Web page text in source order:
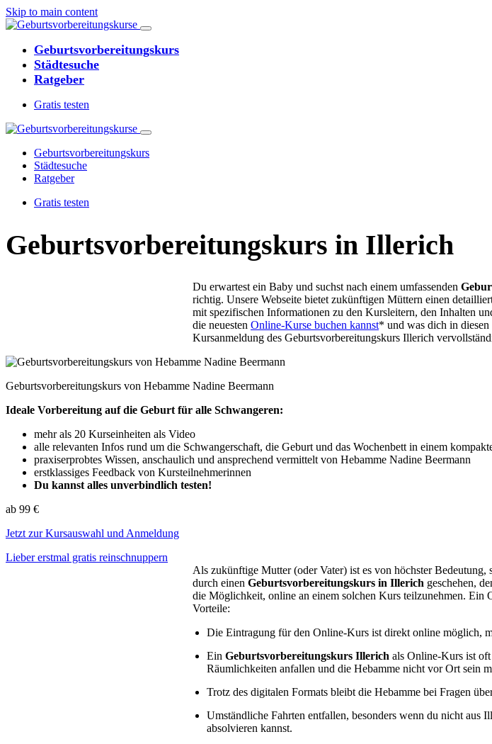
Skip to main content
Geburtsvorbereitungskurs
Städtesuche
Ratgeber
Gratis testen
Geburtsvorbereitungskurs
Städtesuche
Ratgeber
Gratis testen
Geburtsvorbereitungs­kurs in Illerich
Du erwartest ein Baby und suchst nach einem umfassenden
richtig. Unsere Webseite bietet zukünftigen Müttern einen
mit spezifischen Informationen zu den Kursleitern, den Inhalten
die neuesten Online-Kurse buchen kannst* und was dich in
Kursanmeldung des Geburtsvorbereitungskurs Illerich
Geburtsvorbereitungskurs von Hebamme Nadine Beermann
Ideale Vorbereitung auf die Geburt für alle Schwangeren:
mehr als 20 Kurseinheiten als Video
alle relevanten Infos rund um die Schwangerschaft, die Geburt und das Wochenbett in einem
praxiserprobtes Wissen, anschaulich und ansprechend vermittelt von Hebamme Nadine Beermann
erstklassiges Feedback von Kursteilnehmerinnen
Du kannst alles unverbindlich testen!
ab 99 €
Jetzt zur Kursauswahl und Anmeldung
Lieber erstmal gratis reinschnuppern
Als zukünftige Mutter (oder Vater) ist es von höchster
durch einen Geburtsvorbereitungskurs in Illerich geschehen,
die Möglichkeit, online an einem solchen Kurs teilzunehmen. Ein
Vorteile:
Die Eintragung für den Online-Kurs ist direkt online möglich,
Ein Geburtsvorbereitungskurs Illerich als Online-Kurs ist
Räumlichkeiten anfallen und die Hebamme nicht vor Ort sein
Trotz des digitalen Formats bleibt die Hebamme bei Fragen
Umständliche Fahrten entfallen, besonders wenn du nicht aus
absolvieren kannst.